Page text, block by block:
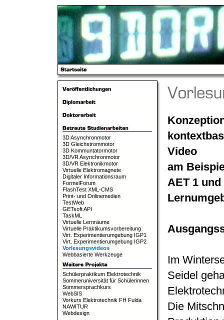
3D Asynchronmotor
3D Gleichstrommotor
3D Kommuntatormotor
3D/VR Asynchronmotor
3D/VR Elektronikmotor
Virtuelle Elektromagnete
Digitaler Informationsraum
FormelForum
FlashTest XML-CMS
Print- und Onlinemedien
TestWeb
GETsoft API
TaskML
Virtuelle Lernräume
Virtuelle Praktikumsvorbereitung
Virt. Experimentierumgebung IGP1
Virt. Experimentierumgebung IGP2
Vorlesungsvideos
Webbasierte Werkzeuge
Schülerpraktikum Elektrotechnik
Sommeruniversität für Schülerinnen
Sommersprachkurs
WebSIS
Vorkurs Elektrotechnik FH Fulda
NAWITUR
Webdesign
Video
am
AET 1
Im
Seidel
Die